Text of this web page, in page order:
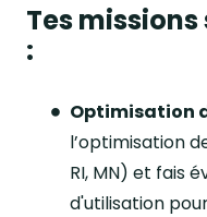
Tes
:
Optimisation
l’optimisation
RI, MN) et fais
d'utilisation